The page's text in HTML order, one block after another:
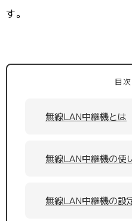
す。
目次
無線LAN中継機とは
無線LAN中継機の使
無線LAN中継機の設